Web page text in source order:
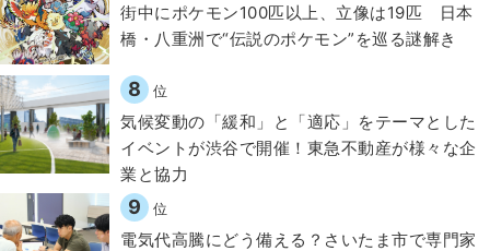
街中にポケモン100匹以上、立像は19匹 日本
橋・八重洲で“伝説のポケモン”を巡る謎解き
8 位
気候変動の「緩和」と「適応」をテーマとした
イベントが渋谷で開催！東急不動産が様々な企
業と協力
9 位
電気代高騰にどう備える？さいたま市で専門家